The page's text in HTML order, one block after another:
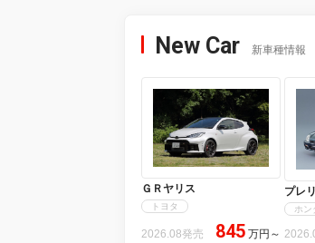
New Car 新車種情報
ＧＲヤリス
トヨタ
2026.08発売 845 万円 ～
プレ
ホン